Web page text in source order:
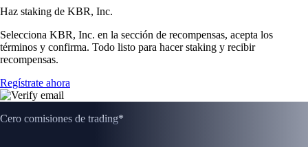
Haz staking de KBR, Inc.
Selecciona KBR, Inc. en la sección de recompensas, acepta los
términos y confirma. Todo listo para hacer staking y recibir
recompensas.
Regístrate ahora
Cero comisiones de trading*